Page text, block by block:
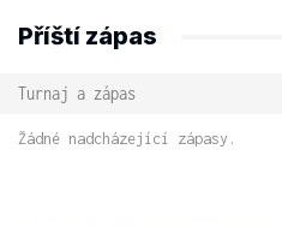
Příští zápas
Turnaj a zápas
Žádné nadcházející zápasy.